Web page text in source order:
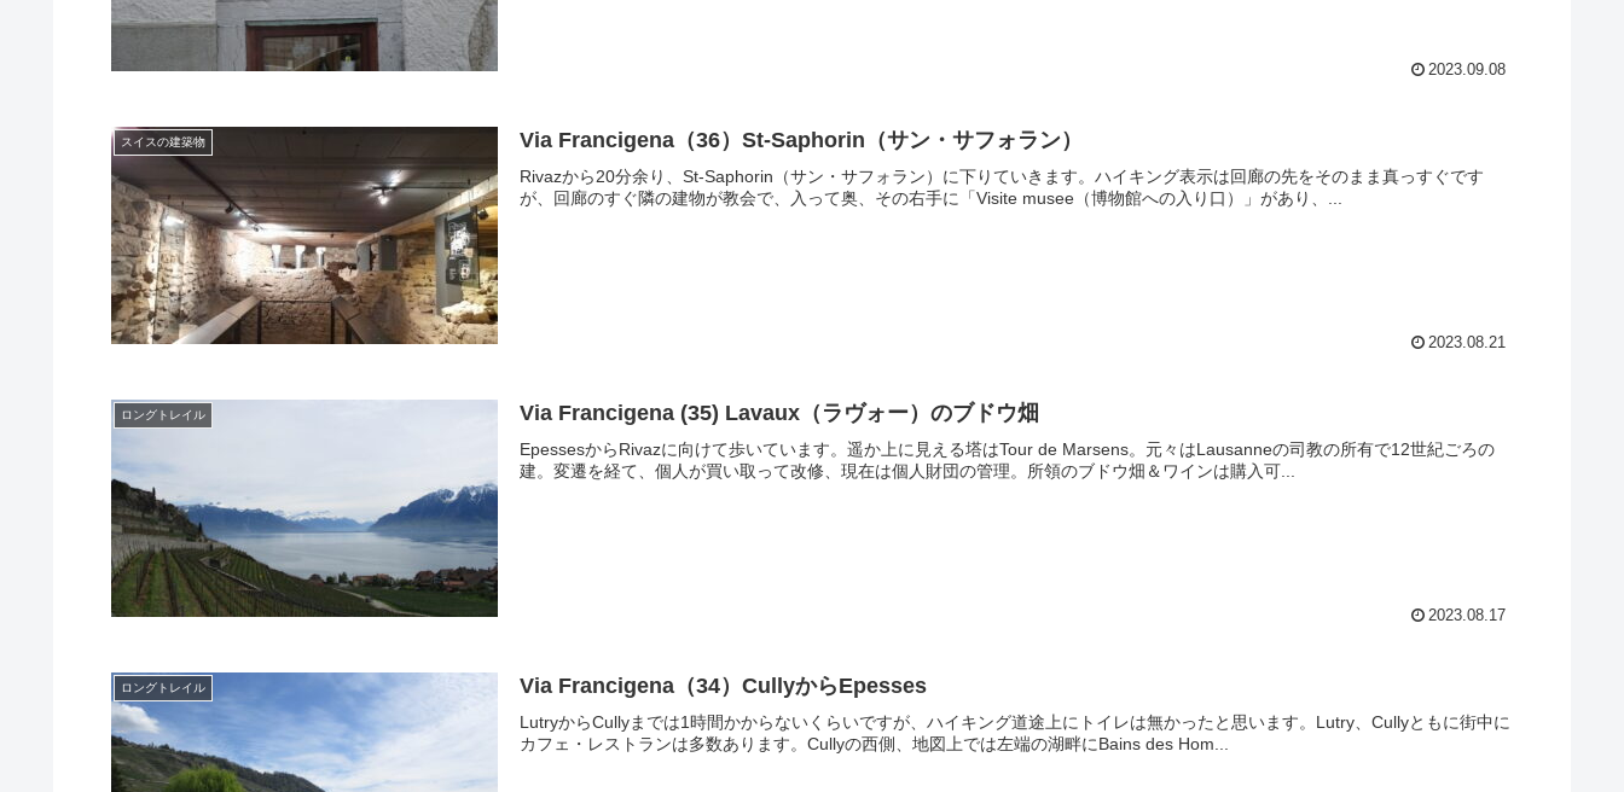
2023.09.08
スイスの建築物 Via Francigena（36）St-Saphorin（サン・サフォラン）
Rivazから20分余り、St-Saphorin（サン・サフォラン）に下りていきます。ハイキング表示は回廊の先をそのまま真っすぐです
が、回廊のすぐ隣の建物が教会で、入って奥、その右手に「Visite musee（博物館への入り口）」があり、...
2023.08.21
ロングトレイル Via Francigena (35) Lavaux（ラヴォー）のブドウ畑
EpessesからRivazに向けて歩いています。遥か上に見える塔はTour de Marsens。元々はLausanneの司教の所有で12世紀ごろの
建。変遷を経て、個人が買い取って改修、現在は個人財団の管理。所領のブドウ畑＆ワインは購入可...
2023.08.17
ロングトレイル Via Francigena（34）CullyからEpesses
LutryからCullyまでは1時間かからないくらいですが、ハイキング道途上にトイレは無かったと思います。Lutry、Cullyともに街中に
カフェ・レストランは多数あります。Cullyの西側、地図上では左端の湖畔にBains des Hom...